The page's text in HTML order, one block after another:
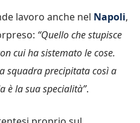
lavoro anche nel Napoli,
“Quello che stupisce
cui ha sistemato le cose.
squadra precipitata così a
è la sua specialità”.